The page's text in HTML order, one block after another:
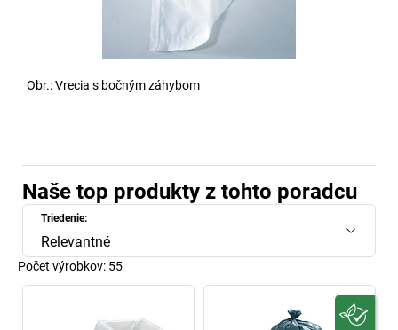
Obr.: Vrecia s bočným záhybom
Naše top produkty z tohto poradcu
Triedenie:
Relevantné
Počet výrobkov: 55